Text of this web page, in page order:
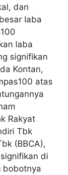
dan
laba
laba
signifikan
Kontan,
atas
Rakyat
Tbk
(BBCA),
di
bobotnya